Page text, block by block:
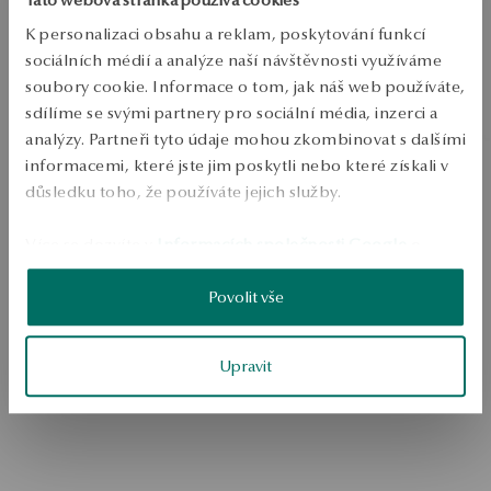
K personalizaci obsahu a reklam, poskytování funkcí
sociálních médií a analýze naší návštěvnosti využíváme
soubory cookie. Informace o tom, jak náš web používáte,
sdílíme se svými partnery pro sociální média, inzerci a
analýzy. Partneři tyto údaje mohou zkombinovat s dalšími
informacemi, které jste jim poskytli nebo které získali v
důsledku toho, že používáte jejich služby.
zpracování údajů.
Povolit vše
Upravit
Přejít na domovskou stránku